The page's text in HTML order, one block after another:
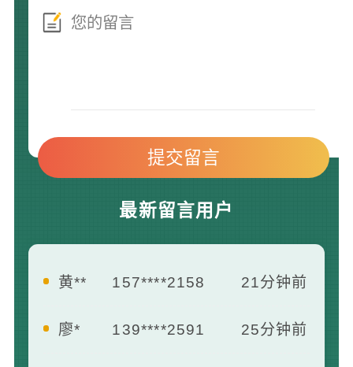
最新留言用户
廖* 139****2591 25分钟前
何** 139****3185 35分钟前